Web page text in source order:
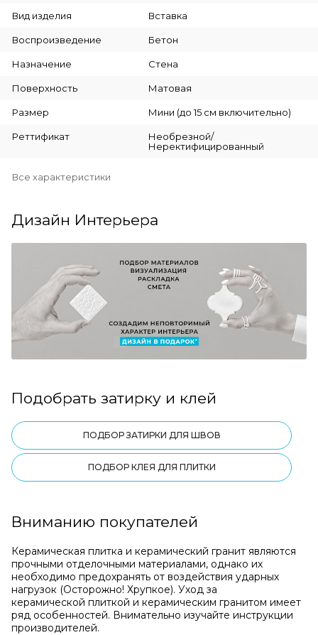
Вид изделия Вставка
Воспроизведение Бетон
Назначение Стена
Поверхность Матовая
Размер Мини (до 15 см включительно)
Реттификат
Необрезной/
Неректифицированный
Все характеристики
Дизайн Интерьера
Подобрать затирку и клей
ПОДБОР ЗАТИРКИ ДЛЯ ШВОВ
ПОДБОР КЛЕЯ ДЛЯ ПЛИТКИ
Вниманию покупателей
Керамическая плитка и керамический гранит являются
прочными отделочными материалами, однако их
необходимо предохранять от воздействия ударных
нагрузок (Осторожно! Хрупкое). Уход за
керамической плиткой и керамическим гранитом имеет
ряд особенностей. Внимательно изучайте инструкции
производителей.